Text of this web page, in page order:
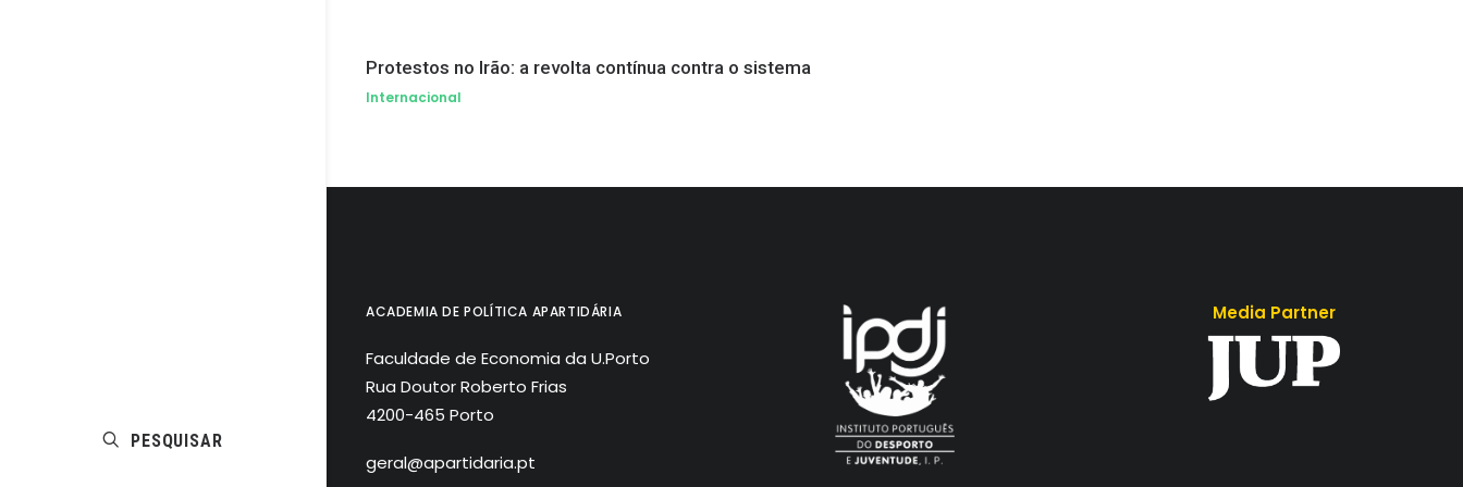
PESQUISAR
Protestos no Irão: a revolta contínua contra o sistema
Internacional
ACADEMIA DE POLÍTICA APARTIDÁRIA
Faculdade de Economia da U.Porto
Rua Doutor Roberto Frias
4200-465 Porto
geral@apartidaria.pt
Media Partner